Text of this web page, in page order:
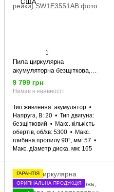
1
Пила циркулярна
акумуляторна безщіткова,
SKIL 3551 AB 11071600501
(акумулятор 4,0 Ah, зарядний
9 799 грн
Немає в наявності
Тип живлення акумулятор
Напруга, В 20
Тип двигуна
безщітковий
Макс. кількість
обертів, об/хв 5300
Макс.
глибина пропилу 90°, мм 57
Макс. діаметр диска, мм 165
ГАРАНТІЯ
ОРИГІНАЛЬНА ПРОДУКЦІЯ